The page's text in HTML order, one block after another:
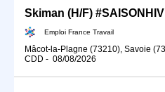
Skiman (H/F)
Emploi France Travail
Mâcot-la-Plagne (73210), Savoie
CDD - 08/08/2026